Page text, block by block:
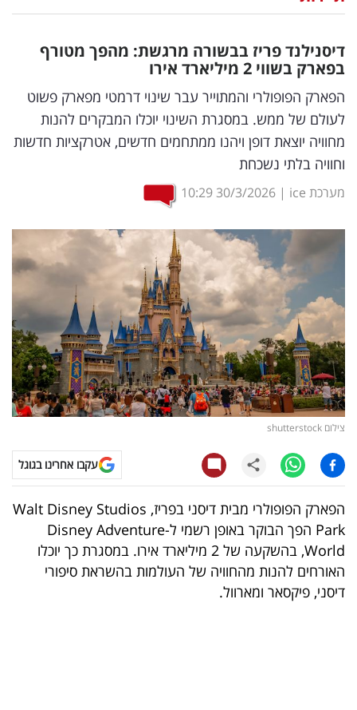
דיגיטל
וטק
שיווק
ופרסום
משפט
מדדים
ומחקרים
דעות
רכילות
עסקית
קריפטו
ויראלי
טלוויזיה
עסקי
ספורט
קריירה
ולימודים
דיסנילנד פריז בבשורה מרגשת: מהפך מטורף
בפארק בשווי 2 מיליארד אירו
הפארק הפופולרי והמתוייר עבר שינוי דרמטי מפארק פשוט
לעולם של ממש. במסגרת השינוי יוכלו המבקרים להנות
מחוויה יוצאת דופן ויהנו ממתחמים חדשים, אטרקציות חדשות
וחוויה בלתי נשכחת
מערכת ice |
30/3/2026
10:29
צילום shutterstock
עקבו אחרינו בגוגל
הפארק הפופולרי מבית דיסני בפריז, Walt Disney Studios
Park הפך הבוקר באופן רשמי ל-Disney Adventure
World, בהשקעה של 2 מיליארד אירו. במסגרת כך יוכלו
האורחים להנות מהחוויה של העולמות בהשראת סיפורי
דיסני, פיקסאר ומארוול.